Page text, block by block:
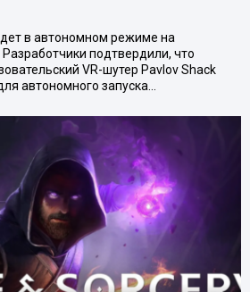
в автономном режиме на
подтвердили, что
VR-шутер Pavlov Shack
автономного запуска…